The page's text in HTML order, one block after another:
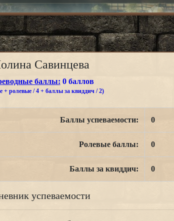
Савинцева
баллы: 0 баллов
+ ролевые / 4 + баллы за квиддич / 2)
Баллы успеваемости: 0
Ролевые баллы: 0
Баллы за квиддич: 0
успеваемости